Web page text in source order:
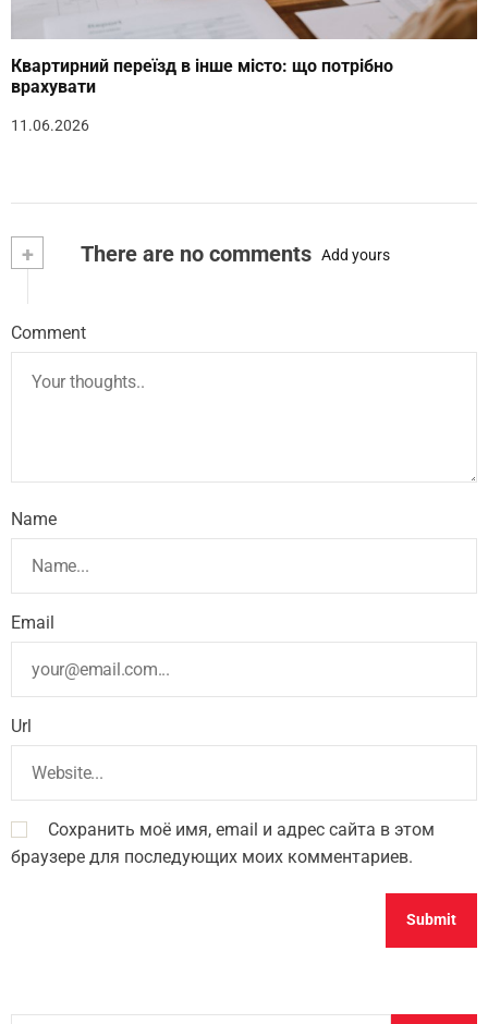
Квартирний переїзд в інше місто: що потрібно
врахувати
11.06.2026
+ There are no comments Add yours
Comment
Name
Email
Url
Сохранить моё имя, email и адрес сайта в этом
браузере для последующих моих комментариев.